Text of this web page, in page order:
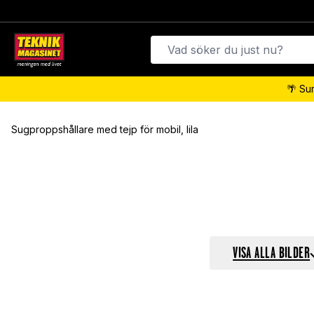
🌴
Sugproppshållare med tejp för mobil, lila
VISA ALLA BILDER